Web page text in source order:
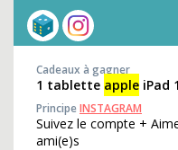
Cadeaux à gagner
1 tablette apple iPad
PrincipeINSTAGRAM
Suivez le compte +
ami(e)s